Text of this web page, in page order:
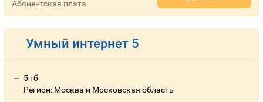
Абонентская плата
Умный интернет 5
5 гб
Регион: Москва и Московская область